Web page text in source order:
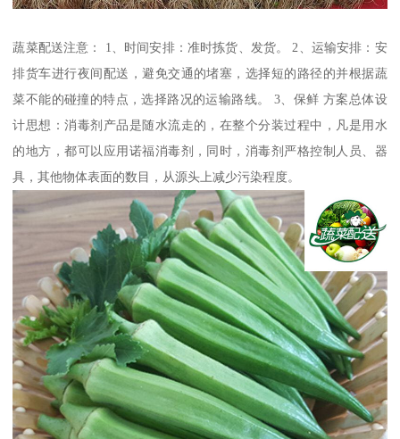
蔬菜配送注意： 1、时间安排：准时拣货、发货。 2、运输安排：安
排货车进行夜间配送，避免交通的堵塞，选择短的路径的并根据蔬
菜不能的碰撞的特点，选择路况的运输路线。 3、保鲜 方案总体设
计思想：消毒剂产品是随水流走的，在整个分装过程中，凡是用水
的地方，都可以应用诺福消毒剂，同时，消毒剂严格控制人员、器
具，其他物体表面的数目，从源头上减少污染程度。